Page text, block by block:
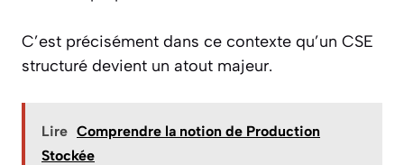
C’est précisément dans ce contexte qu’un CSE
structuré devient un atout majeur.
Lire Comprendre la notion de Production
Stockée